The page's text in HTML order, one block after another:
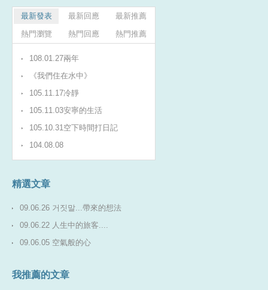
最新發表 最新回應
最新推薦
熱門瀏覽
熱門回應 熱門推薦
108.01.27兩年
《我們住在水中》
105.11.17冷靜
105.11.03安寧的生活
105.10.31空下時間打日記
104.08.08
精選文章
09.06.26 거짓말...帶來的想法
09.06.22 人生中的旅客....
09.06.05 空氣般的心
我推薦的文章